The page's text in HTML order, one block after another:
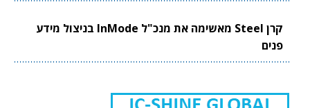
קרן Steel מאשימה את מנכ"ל InMode בניצול מידע
פנים